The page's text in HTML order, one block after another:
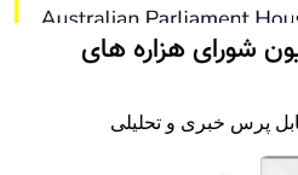
شورای هزاره های
پرس خبری و تحلیلی